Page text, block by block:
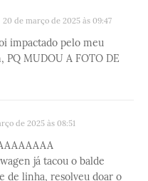
20 de março de 2025 às 09:47
impactado pelo meu
MUDOU A FOTO DE
de 2025 às 08:51
já tacou o balde
de linha, resolveu doar o